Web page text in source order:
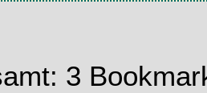
3